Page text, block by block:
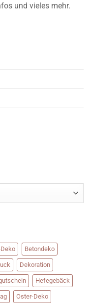
und vieles mehr.
Betondeko
Dekoration
Hefegebäck
Oster-Deko